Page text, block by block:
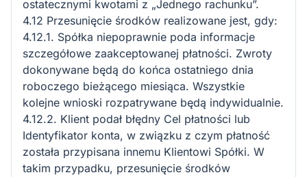
ostatecznymi kwotami z „Jednego rachunku”.
4.12 Przesunięcie środków realizowane jest, gdy:
4.12.1. Spółka niepoprawnie poda informacje
szczegółowe zaakceptowanej płatności. Zwroty
dokonywane będą do końca ostatniego dnia
roboczego bieżącego miesiąca. Wszystkie
kolejne wnioski rozpatrywane będą indywidualnie.
4.12.2. Klient podał błędny Cel płatności lub
Identyfikator konta, w związku z czym płatność
została przypisana innemu Klientowi Spółki. W
takim przypadku, przesunięcie środków